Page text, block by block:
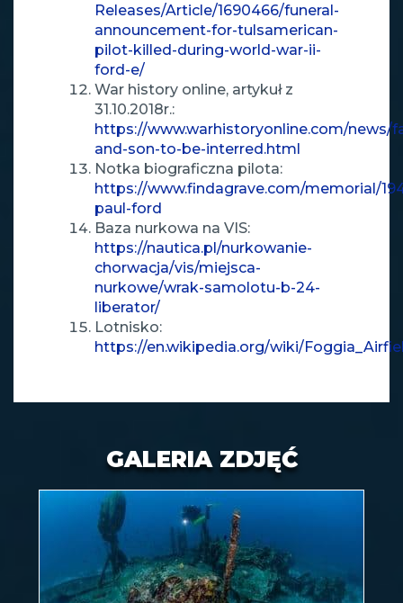
Releases/Article/1690466/funeral-
announcement-for-tulsamerican-
pilot-killed-during-world-war-ii-
ford-e/
War history online, artykuł z
31.10.2018r.:
https://www.warhistoryonline.com/news/
and-son-to-be-interred.html
Notka biograficzna pilota:
https://www.findagrave.com/memorial/
paul-ford
Baza nurkowa na VIS:
https://nautica.pl/nurkowanie-
chorwacja/vis/miejsca-
nurkowe/wrak-samolotu-b-24-
liberator/
Lotnisko:
https://en.wikipedia.org/wiki/
GALERIA ZDJĘĆ